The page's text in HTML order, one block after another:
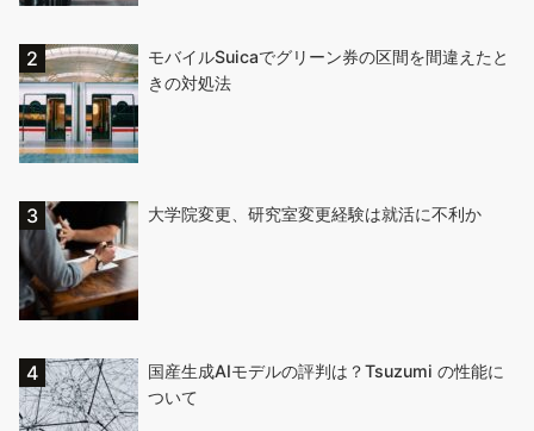
モバイルSuicaでグリーン券の区間を間違えたと
きの対処法
大学院変更、研究室変更経験は就活に不利か
国産生成AIモデルの評判は？Tsuzumi の性能に
ついて